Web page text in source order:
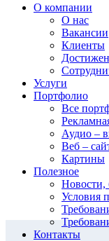
О компании
О нас
Вакансии
Клиенты
Услуги
Портфолио
Все
Аудио –
Веб –
Картины
Полезное
Новости,
Условия
Контакты